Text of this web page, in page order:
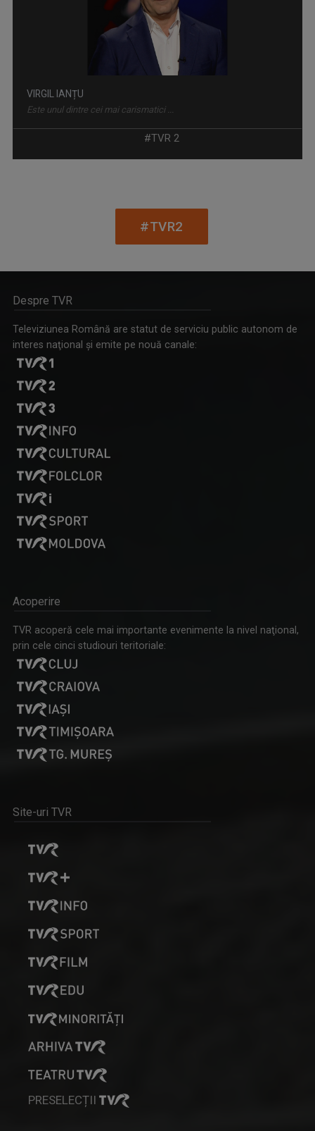
CAP COMPAS
De peste zece ani, „Cap compas” este o ...
D’ALE LU’ MITICĂ
MOZAIKA
NATURĂ ŞI AVENTURĂ
VIRGIL IANȚU
Este unul dintre cei mai carismatici ...
DANIELA ZECA-BUZURA
STELA POPA
Stela și-a împlinit visul din copilărie: să ...
CRISTINA SOARE
Cristina Soare e jurnalista care ne aduce nu ...
MARINA ALMĂȘAN
Marina Almăşan este absolventă, ca şef de ...
#TVR 2
#TVR2
Despre TVR
Televiziunea Română are statut de serviciu public autonom de
interes naţional şi emite pe nouă canale:
Acoperire
TVR acoperă cele mai importante evenimente la nivel naţional,
prin cele cinci studiouri teritoriale:
Site-uri TVR
PRESELECȚII